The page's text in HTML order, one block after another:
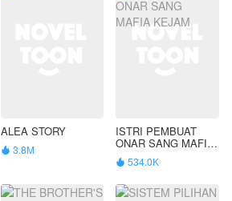
ALEA STORY
 3.8M
ISTRI PEMBUAT
ONAR SANG MAFIA
KEJAM
 534.0K